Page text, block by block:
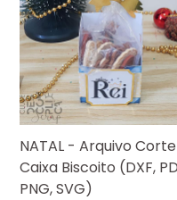
NATAL - Arquivo Corte
Caixa Biscoito (DXF,
PNG, SVG)